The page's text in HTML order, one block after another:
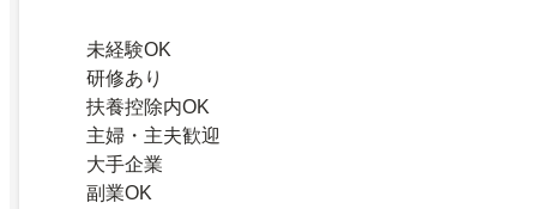
未経験OK
研修あり
扶養控除内OK
主婦・主夫歓迎
大手企業
副業OK